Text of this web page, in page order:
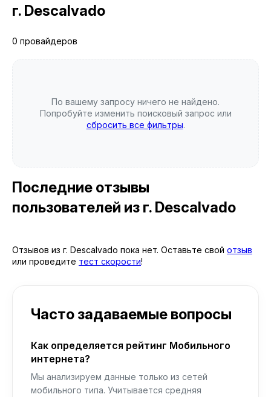
г. Descalvado
0 провайдеров
По вашему запросу ничего не найдено.
Попробуйте изменить поисковый запрос или
сбросить все фильтры.
Последние отзывы
пользователей из г. Descalvado
Отзывов из г. Descalvado пока нет. Оставьте свой отзыв
или проведите тест скорости!
Часто задаваемые вопросы
Как определяется рейтинг Мобильного
интернета?
Мы анализируем данные только из сетей
мобильного типа. Учитывается средняя